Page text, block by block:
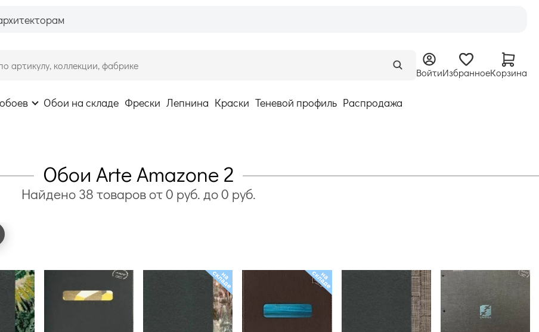
ВойтиИзбранноеКорзина
Обои на складе Фрески Лепнина Краски Теневой профиль Распродажа
Обои Arte Amazone 2
Найдено 38 товаровот0 руб. до0 руб.